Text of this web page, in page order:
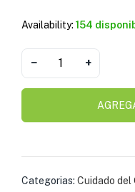
Availability: 154
− +
Categorias: Cuidado del